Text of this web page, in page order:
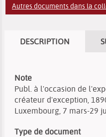
Autres documents dans la
DESCRIPTION
Note
Publ. à l'occasion de
créateur d'exception,
Luxembourg, 7 mars-29
Type de document